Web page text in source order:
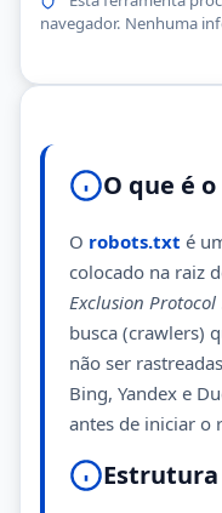
navegador. Nenhuma
O que é
O robots.txt é
colocado na raiz
Exclusion Protocol
busca (crawlers)
não ser
Bing, Yandex e
antes de iniciar o